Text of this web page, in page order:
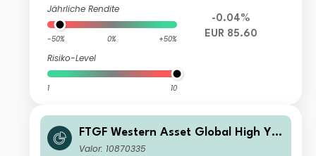
Jährliche Rendite
-50% 0% +50%
Risiko-Level
1 10
-0.04%
EUR 85.60
FTGF Western Asset Global High Yiel
d Fund Class A Euro Distributing (D)
Valor: 10870335